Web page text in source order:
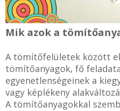
SZEMÉLY GÉPJÁRMŰ TÖMÍTÉS
MOTORKERÉKPÁR-GOKART-QUAD-CSÓNAKMOTOR TÖMÍTÉS
MODELLEZÉS-TECHNIKAI SPORT-MODELLSPORT
Mik azok a
A tömítőfelületek között
tömítőanyagok, fő
egyenetlenségeinek a
vagy képlékeny
A tömítőanyagokkal